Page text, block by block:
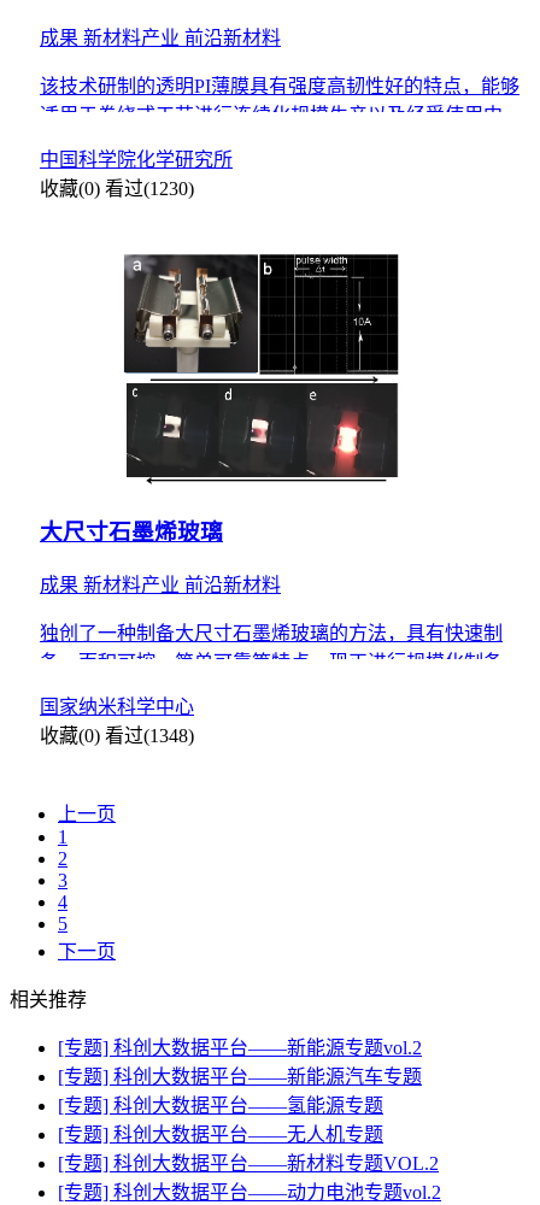
成果 新材料产业 前沿新材料
该技术研制的透明PI薄膜具有强度高韧性好的特点，能够
适用于卷绕式工艺进行连续化规模生产以及经受使用中多
中国科学院化学研究所
收藏(0) 看过(1230)
大尺寸石墨烯玻璃
成果 新材料产业 前沿新材料
独创了一种制备大尺寸石墨烯玻璃的方法，具有快速制
备，面积可控，简单可靠等特点，现正进行规模化制备验
国家纳米科学中心
收藏(0) 看过(1348)
上一页
1
2
3
4
5
下一页
相关推荐
[专题] 科创大数据平台——新能源专题vol.2
[专题] 科创大数据平台——新能源汽车专题
[专题] 科创大数据平台——氢能源专题
[专题] 科创大数据平台——无人机专题
[专题] 科创大数据平台——新材料专题VOL.2
[专题] 科创大数据平台——动力电池专题vol.2